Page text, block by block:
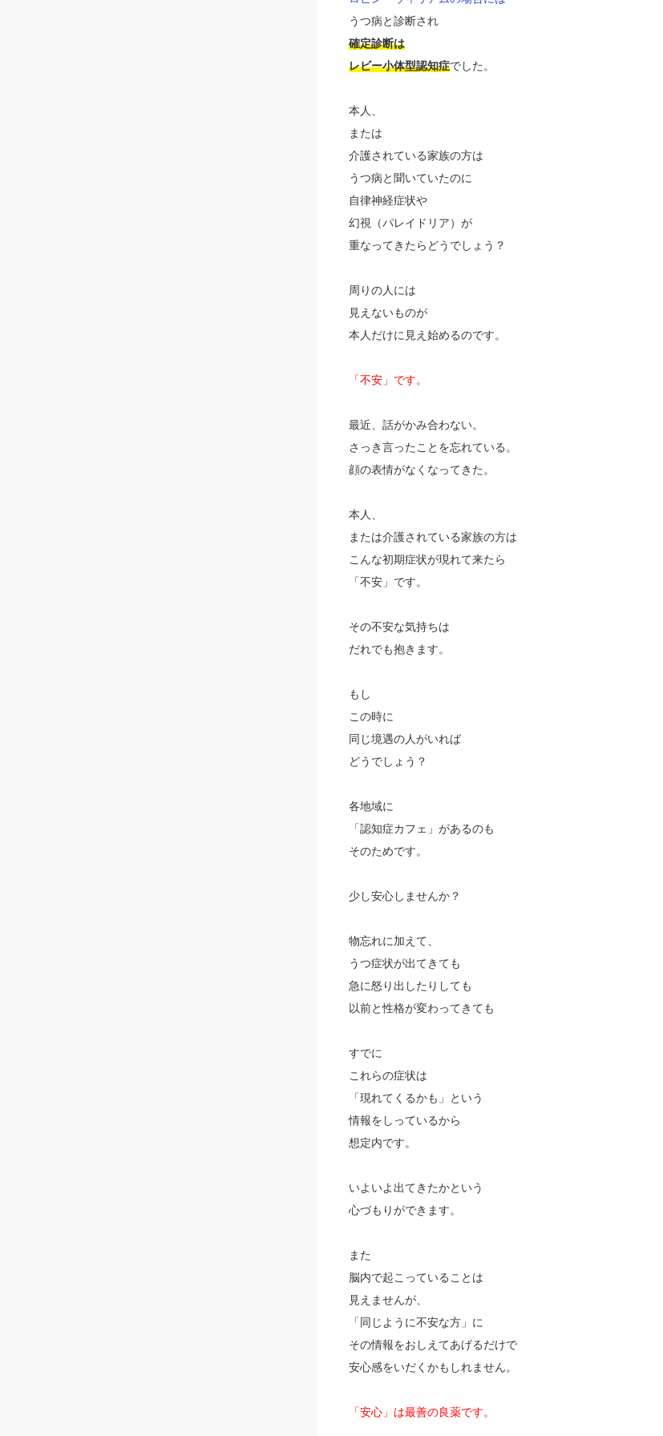
うつ病と診断され
確定診断は
レビー小体型認知症でした。
本人、
または
介護されている家族の方は
うつ病と聞いていたのに
自律神経症状や
幻視（パレイドリア）が
重なってきたらどうでしょう？
周りの人には
見えないものが
本人だけに見え始めるのです。
「不安」です。
最近、話がかみ合わない。
さっき言ったことを忘れている。
顔の表情がなくなってきた。
本人、
または介護されている家族の方は
こんな初期症状が現れて来たら
「不安」です。
その不安な気持ちは
だれでも抱きます。
もし
この時に
同じ境遇の人がいれば
どうでしょう？
各地域に
「認知症カフェ」があるのも
そのためです。
少し安心しませんか？
物忘れに加えて、
うつ症状が出てきても
急に怒り出したりしても
以前と性格が変わってきても
すでに
これらの症状は
「現れてくるかも」という
情報をしっているから
想定内です。
いよいよ出てきたかという
心づもりができます。
また
脳内で起こっていることは
見えませんが、
「同じように不安な方」に
その情報をおしえてあげるだけで
安心感をいだくかもしれません。
「安心」は最善の良薬です。